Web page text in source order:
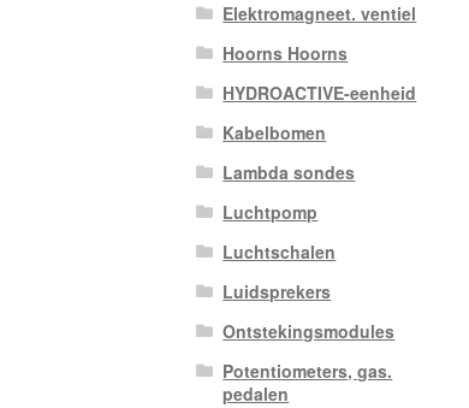
Elektromagneet. ventiel
Hoorns Hoorns
HYDROACTIVE-eenheid
Kabelbomen
Lambda sondes
Luchtpomp
Luchtschalen
Luidsprekers
Ontstekingsmodules
Potentiometers, gas.
pedalen